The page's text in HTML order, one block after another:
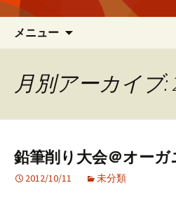
メニュー
ン
月別アーカイブ:
鉛筆削り大会＠オー
2012/10/11 未分類